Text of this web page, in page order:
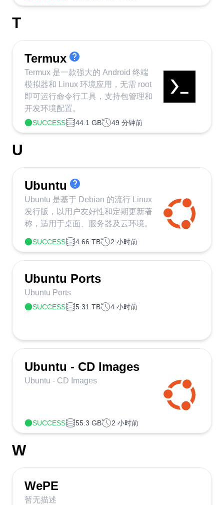
T
Termux
Termux 是一款强大的 Android 终端
模拟器和 Linux 环境应用，无需 root
即可运行命令行工具，支持包管理和
开发环境配置。
SUCCESS 44.1 GB 49 分钟前
U
Ubuntu
Ubuntu 是基于 Debian 的流行 Linux
发行版，以用户友好性和定期更新著
称，适用于桌面、服务器及云环境。
SUCCESS 4.66 TB 2 小时前
Ubuntu Ports
Ubuntu Ports
SUCCESS 5.31 TB 4 小时前
Ubuntu - CD Images
Ubuntu - CD Images
SUCCESS 55.3 GB 2 小时前
W
WePE
暂无描述